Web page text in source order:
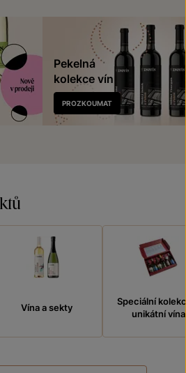
Pekelná
kolekce vín
PROZKOUMAT
Vína a sekty
Speciální
unikátní vína